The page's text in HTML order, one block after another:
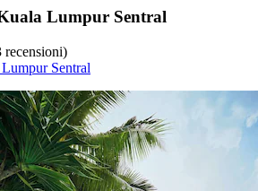
Lumpur Sentral
recensioni)
Sentral